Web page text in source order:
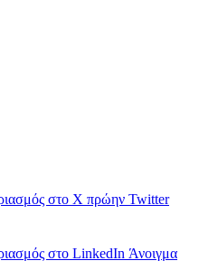
στο X πρώην Twitter
στο LinkedIn Άνοιγμα